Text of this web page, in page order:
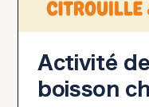
Activité
boisson